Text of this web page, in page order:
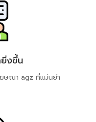
งขึ้น
ษณา​ agz​ ที่แม่นยำ